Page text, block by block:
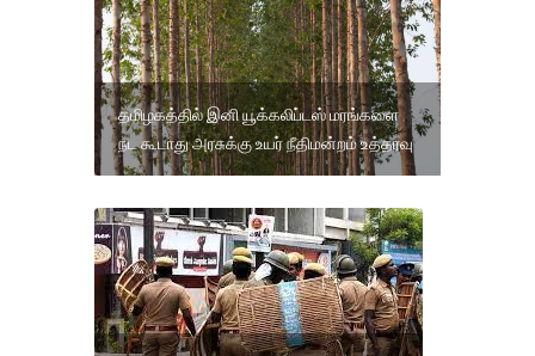
தமிழகத்தில் இனி யூக்கலிப்டஸ் மரங்களை
நட கூடாது அரசுக்கு உயர் நீதிமன்றம் உத்தரவு